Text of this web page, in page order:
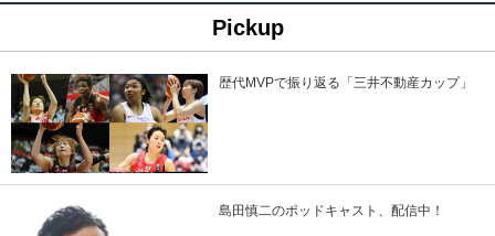
Pickup
歴代MVPで振り返る「三井不動産カップ」
島田慎二のポッドキャスト、配信中！